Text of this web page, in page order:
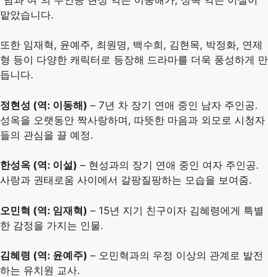
맡았습니다.
또한 임재혁, 윤예주, 최원명, 백수희, 김현목, 박정화, 연제
형 등이 다양한 캐릭터로 등장해 드라마를 더욱 풍성하게 만
듭니다.
정현성 (역: 이동해) – 7년 차 장기 연애 중인 남자 주인공.
성옥을 오랫동안 짝사랑하며, 따뜻한 마음과 외모로 시청자
들의 관심을 끌 예정.
한성옥 (역: 이설) – 현성과의 장기 연애 중인 여자 주인공.
사랑과 권태로움 사이에서 갈팡질팡하는 모습을 보여줌.
오민혁 (역: 임재혁) – 15년 지기 친구이자 김혜령에게 특별
한 감정을 가지는 인물.
김혜령 (역: 윤예주) – 오민혁과의 우정 이상의 관계로 발전
하는 유치원 교사.